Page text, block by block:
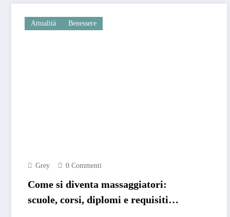
Attualità Benessere
Grey 0 Commenti
Come si diventa massaggiatori:
scuole, corsi, diplomi e requisiti